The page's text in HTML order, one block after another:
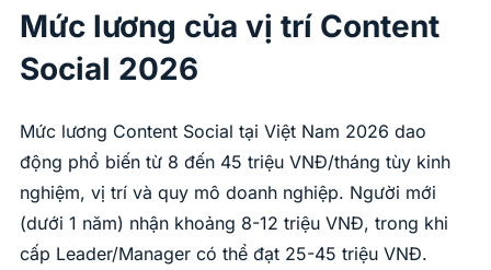
Mức lương của vị trí Content
Social 2026
Mức lương Content Social tại Việt Nam 2026 dao
động phổ biến từ 8 đến 45 triệu VNĐ/tháng tùy kinh
nghiệm, vị trí và quy mô doanh nghiệp. Người mới
(dưới 1 năm) nhận khoảng 8-12 triệu VNĐ, trong khi
cấp Leader/Manager có thể đạt 25-45 triệu VNĐ.